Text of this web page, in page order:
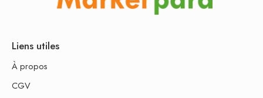
Liens utiles
À propos
CGV